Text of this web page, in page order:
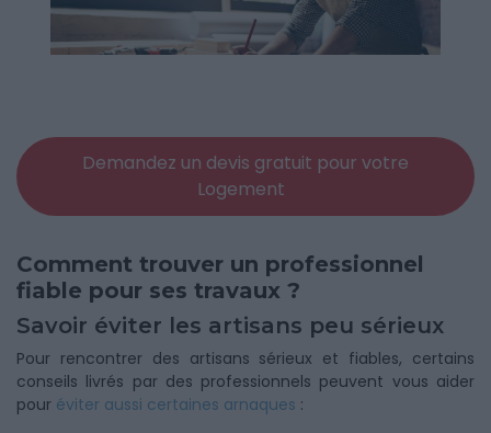
Demandez un devis gratuit pour votre
Logement
Comment trouver un professionnel
fiable pour ses travaux ?
Savoir éviter les artisans peu sérieux
Pour rencontrer des artisans sérieux et fiables, certains
conseils livrés par des professionnels peuvent vous aider
pour éviter aussi certaines arnaques :